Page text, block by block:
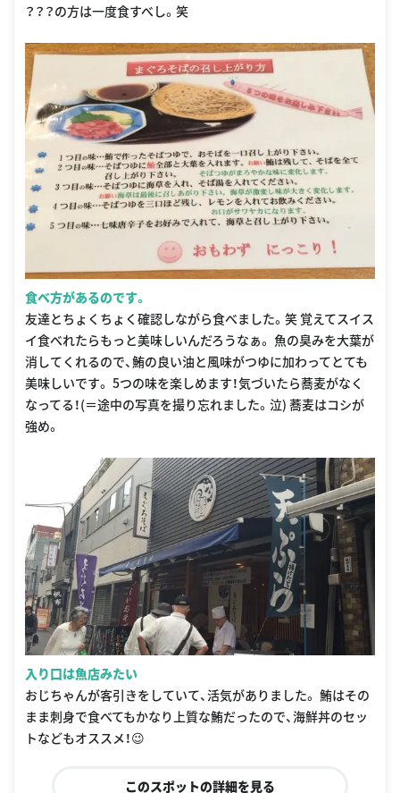
？？？の方は一度食すべし。笑
食べ方があるのです。
友達とちょくちょく確認しながら食べました。笑 覚えてスイス
イ食べれたらもっと美味しいんだろうなぁ。 魚の臭みを大葉が
消してくれるので、鮪の良い油と風味がつゆに加わってとても
美味しいです。 5つの味を楽しめます！気づいたら蕎麦がなく
なってる！(＝途中の写真を撮り忘れました。泣) 蕎麦はコシが
強め。
入り口は魚店みたい
おじちゃんが客引きをしていて、活気がありました。 鮪はその
まま刺身で食べてもかなり上質な鮪だったので、海鮮丼のセッ
トなどもオススメ！😉
このスポットの詳細を見る